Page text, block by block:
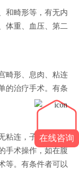
畸形等，有无内
体重、血压、第二
形、息肉、粘连
的治疗手术。有条
连，子宫、卵巢
手术操作，如在腹
等。有条件者可以
在线咨询